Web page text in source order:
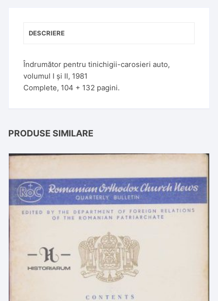
DESCRIERE
Îndrumător pentru tinichigii-carosieri auto,
volumul I și II, 1981
Complete, 104 + 132 pagini.
PRODUSE SIMILARE